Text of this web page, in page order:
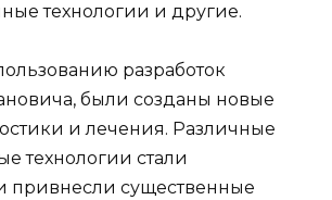
технологии и другие.
разработок
были созданы новые
и лечения. Различные
технологии стали
привнесли существенные